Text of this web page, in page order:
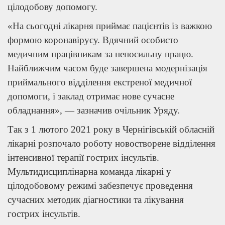
цілодобову допомогу.
«На сьогодні лікарня приймає пацієнтів із важкою
формою коронавірусу. Вдячний особисто
медичним працівникам за непосильну працю.
Найближчим часом буде завершена модернізація
приймального відділення екстреної медичної
допомоги, і заклад отримає нове сучасне
обладнання», — зазначив очільник Уряду.
Так з 1 лютого 2021 року в Чернігівській обласній
лікарні розпочало роботу новостворене відділення
інтенсивної терапії гострих інсультів.
Мультидисциплінарна команда лікарні у
цілодобовому режимі забезпечує проведення
сучасних методик діагностики та лікування
гострих інсультів.